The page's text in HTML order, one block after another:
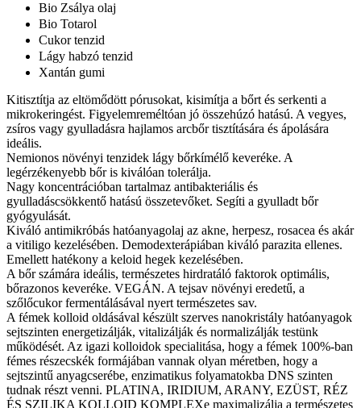
Bio Zsálya olaj
Bio Totarol
Cukor tenzid
Lágy habzó tenzid
Xantán gumi
Kitisztítja az eltömődött pórusokat, kisimítja a bőrt és serkenti a
mikrokeringést. Figyelemreméltóan jó összehúzó hatású. A vegyes,
zsíros vagy gyulladásra hajlamos arcbőr tisztítására és ápolására
ideális.
Nemionos növényi tenzidek lágy bőrkímélő keveréke. A
legérzékenyebb bőr is kiválóan tolerálja.
Nagy koncentrációban tartalmaz antibakteriális és
gyulladáscsökkentő hatású összetevőket. Segíti a gyulladt bőr
gyógyulását.
Kiváló antimikróbás hatóanyagolaj az akne, herpesz, rosacea és akár
a vitiligo kezelésében. Demodexterápiában kiváló parazita ellenes.
Emellett hatékony a keloid hegek kezelésében.
A bőr számára ideális, természetes hirdratáló faktorok optimális,
bőrazonos keveréke. VEGÁN. A tejsav növényi eredetű, a
szőlőcukor fermentálásával nyert természetes sav.
A fémek kolloid oldásával készült szerves nanokristály hatóanyagok
sejtszinten energetizálják, vitalizálják és normalizálják testünk
működését. Az igazi kolloidok specialitása, hogy a fémek 100%-ban
fémes részecskék formájában vannak olyan méretben, hogy a
sejtszintű anyagcserébe, enzimatikus folyamatokba DNS szinten
tudnak részt venni. PLATINA, IRIDIUM, ARANY, EZÜST, RÉZ
ÉS SZILIKA KOLLOID KOMPLEXe maximalizálja a természetes